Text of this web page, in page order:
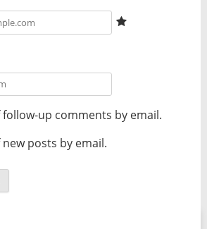
up comments by email.
posts by email.